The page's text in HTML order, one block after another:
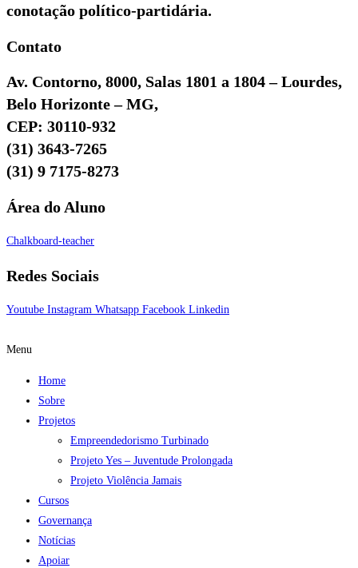
conotação político-partidária.
Contato
Av. Contorno, 8000, Salas 1801 a 1804 – Lourdes,
Belo Horizonte – MG,
CEP: 30110-932
(31) 3643-7265
(31) 9 7175-8273
Área do Aluno
Chalkboard-teacher
Redes Sociais
Youtube Instagram Whatsapp Facebook Linkedin
Menu
Home
Sobre
Projetos
Empreendedorismo Turbinado
Projeto Yes – Juventude Prolongada
Projeto Violência Jamais
Cursos
Governança
Notícias
Apoiar